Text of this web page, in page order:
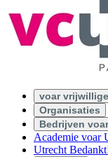
voar
Organisaties
Bedrijven
Academie voar
Utrecht